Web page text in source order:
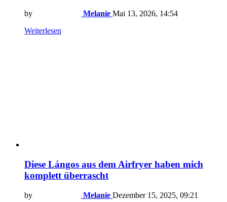
by Melanie Mai 13, 2026, 14:54
Weiterlesen
Diese Lángos aus dem Airfryer haben mich
komplett überrascht
by Melanie Dezember 15, 2025, 09:21